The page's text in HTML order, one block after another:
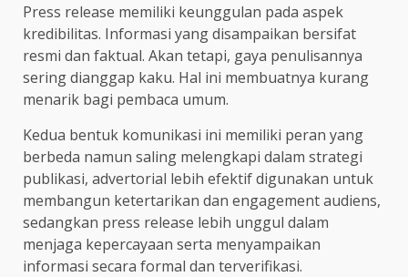
Press release memiliki keunggulan pada aspek
kredibilitas. Informasi yang disampaikan bersifat
resmi dan faktual. Akan tetapi, gaya penulisannya
sering dianggap kaku. Hal ini membuatnya kurang
menarik bagi pembaca umum.
Kedua bentuk komunikasi ini memiliki peran yang
berbeda namun saling melengkapi dalam strategi
publikasi, advertorial lebih efektif digunakan untuk
membangun ketertarikan dan engagement audiens,
sedangkan press release lebih unggul dalam
menjaga kepercayaan serta menyampaikan
informasi secara formal dan terverifikasi.